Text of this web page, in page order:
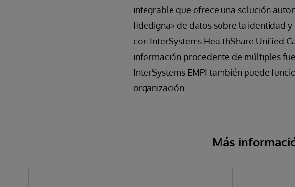
integrable que ofrece una solución
fidedigna» de datos sobre la identidad
con InterSystems HealthShare Unified
información procedente de múltiples
InterSystems EMPI también puede
organización.
Más